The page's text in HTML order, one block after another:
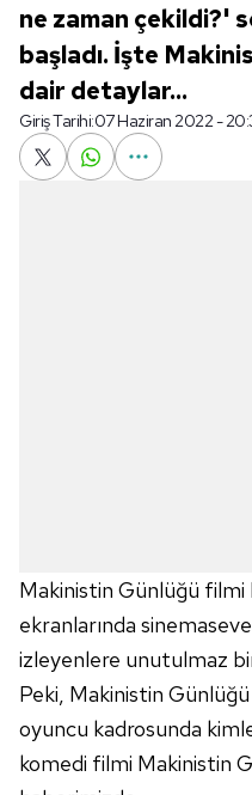
ne zaman çekildi?'
başladı. İşte
dair detaylar...
Giriş Tarihi:07 Haziran 2022 -
Makinistin Günlüğü
ekranlarında
izleyenlere unutulmaz
Peki, Makinistin
oyuncu kadrosunda
komedi filmi Makinistin